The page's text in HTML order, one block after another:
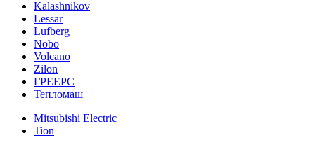
Kalashnikov
Lessar
Lufberg
Nobo
Volcano
Zilon
ГРЕЕРС
Тепломаш
Mitsubishi Electric
Tion